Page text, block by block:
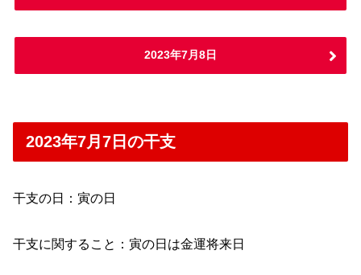
2023年7月8日
2023年7月7日の干支
干支の日：寅の日
干支に関すること：寅の日は金運将来日